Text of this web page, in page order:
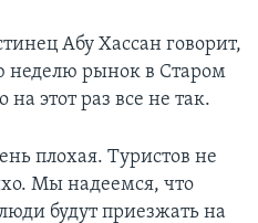
Абу Хассан говорит,
неделю рынок в Старом
на этот раз все не так.
плохая. Туристов не
Мы надеемся, что
будут приезжать на